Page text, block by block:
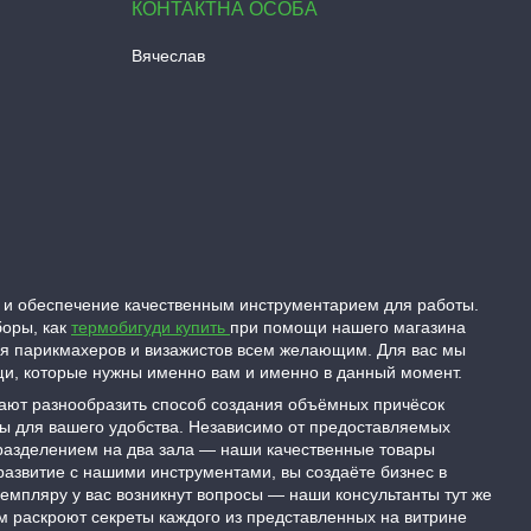
Вячеслав
качественным инструментарием для работы.
как термобигуди купить при помощи нашего магазина
парикмахеров и визажистов всем желающим. Для вас мы
которые нужны именно вам и именно в данный момент.
разнообразить способ создания объёмных причёсок
для вашего удобства. Независимо от предоставляемых
на два зала — наши качественные товары
с нашими инструментами, вы создаёте бизнес в
у вас возникнут вопросы — наши консультанты тут же
раскроют секреты каждого из представленных на витрине